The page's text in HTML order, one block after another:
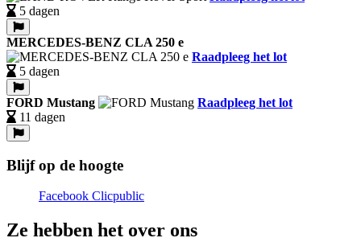
5 dagen
MERCEDES-BENZ CLA 250 e
Raadpleeg het lot
5 dagen
FORD Mustang
Raadpleeg het lot
11 dagen
Blijf op de hoogte
Facebook Clicpublic
Ze hebben het over ons